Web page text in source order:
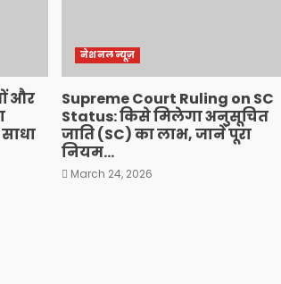
और
नेशनल न्यूज़
Supreme Court Ruling on SC
Status: किसे मिलेगा अनुसूचित
जाति (SC) का लाभ, जानें पूरा
नियम…
March 24, 2026